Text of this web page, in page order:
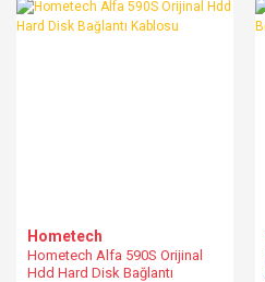
Hometech
Hometech Alfa 590S Orijinal
Hdd Hard Disk Bağlantı